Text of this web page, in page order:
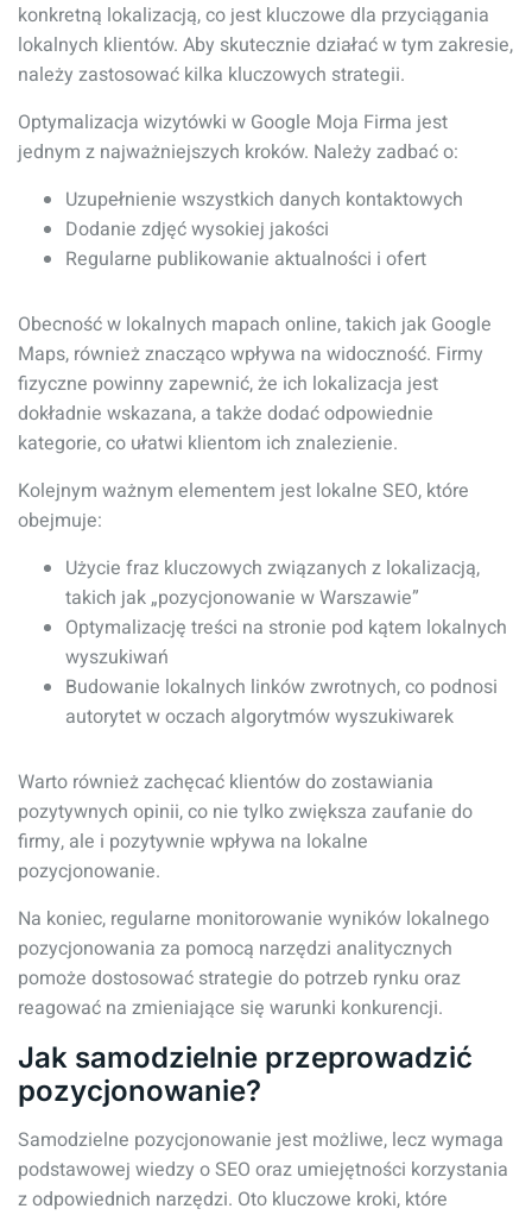
konkretną lokalizacją, co jest kluczowe dla przyciągania
lokalnych klientów. Aby skutecznie działać w tym zakresie,
należy zastosować kilka kluczowych strategii.
Optymalizacja wizytówki w Google Moja Firma jest
jednym z najważniejszych kroków. Należy zadbać o:
Uzupełnienie wszystkich danych kontaktowych
Dodanie zdjęć wysokiej jakości
Regularne publikowanie aktualności i ofert
Obecność w lokalnych mapach online, takich jak Google
Maps, również znacząco wpływa na widoczność. Firmy
fizyczne powinny zapewnić, że ich lokalizacja jest
dokładnie wskazana, a także dodać odpowiednie
kategorie, co ułatwi klientom ich znalezienie.
Kolejnym ważnym elementem jest lokalne SEO, które
obejmuje:
Użycie fraz kluczowych związanych z lokalizacją,
takich jak „pozycjonowanie w Warszawie”
Optymalizację treści na stronie pod kątem lokalnych
wyszukiwań
Budowanie lokalnych linków zwrotnych, co podnosi
autorytet w oczach algorytmów wyszukiwarek
Warto również zachęcać klientów do zostawiania
pozytywnych opinii, co nie tylko zwiększa zaufanie do
firmy, ale i pozytywnie wpływa na lokalne
pozycjonowanie.
Na koniec, regularne monitorowanie wyników lokalnego
pozycjonowania za pomocą narzędzi analitycznych
pomoże dostosować strategie do potrzeb rynku oraz
reagować na zmieniające się warunki konkurencji.
Jak samodzielnie przeprowadzić
pozycjonowanie?
Samodzielne pozycjonowanie jest możliwe, lecz wymaga
podstawowej wiedzy o SEO oraz umiejętności korzystania
z odpowiednich narzędzi. Oto kluczowe kroki, które